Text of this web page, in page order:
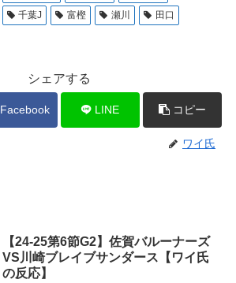
千葉J 富樫 瀬川
田口
シェアする
Facebook LINE コピー
ワイ氏
【24-25第6節G2】佐賀バルーナーズ
VS川崎ブレイブサンダース【ワイ氏
の反応】